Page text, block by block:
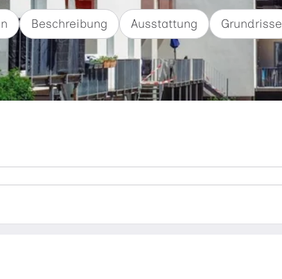
Beschreibung Ausstattung Grundrisse
Zimmer
3 Zimmer 3